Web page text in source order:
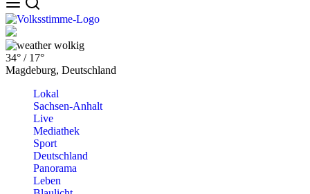
wolkig
34° / 17°
Magdeburg, Deutschland
Lokal
Sachsen-Anhalt
Live
Mediathek
Sport
Deutschland
Panorama
Leben